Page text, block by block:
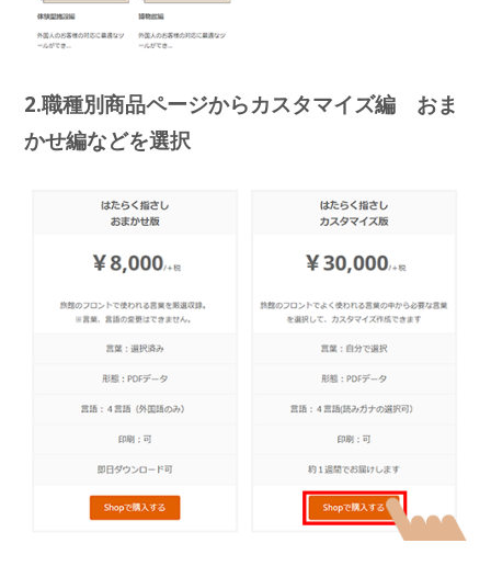
2.職種別商品ページからカスタマイズ編 おま
かせ編などを選択